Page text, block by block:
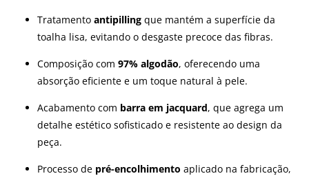
Tratamento antipilling que mantém a superfície da
toalha lisa, evitando o desgaste precoce das fibras.
Composição com 97% algodão, oferecendo uma
absorção eficiente e um toque natural à pele.
Acabamento com barra em jacquard, que agrega um
detalhe estético sofisticado e resistente ao design da
peça.
Processo de pré-encolhimento aplicado na fabricação,